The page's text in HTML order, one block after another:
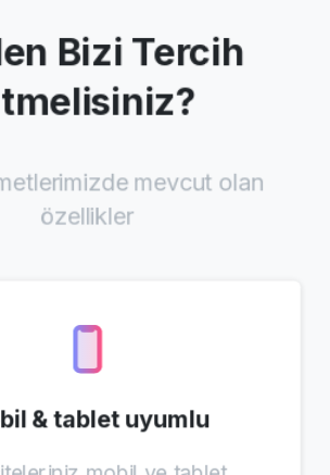
Bizi Tercih
mevcut olan
özellikler
& tablet uyumlu